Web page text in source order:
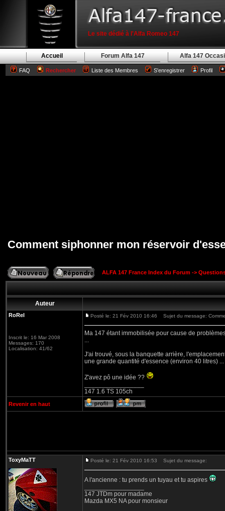
Le site dédié à l'Alfa Romeo 147
Accueil Forum Alfa 147 Alfa 147
FAQ Rechercher Liste des Membres S'enregistrer Profil
Comment siphonner mon réservoir
ALFA 147 France Index du Forum ->
Auteur
RoRel
Inscrit le: 16 Mar 2008
Messages: 170
Localisation: 41/62
Posté le: 21 Fév 2010 16:46 Sujet du message:
Ma 147 étant immobilisée pour cause de
...
J'ai trouvé, sous la banquette arrière,
une grande quantité d'essence (environ 40 litres) ...
Z'avez pô une idée ??
147 1.6 TS 105ch
Revenir en haut
ToxyMaTT Posté le: 21 Fév 2010 16:53 Sujet du message:
A l'ancienne : tu prends un tuyau et tu aspires
147 JTDm pour madame
Mazda MX5 NA pour monsieur